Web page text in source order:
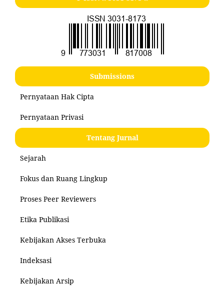
Submissions
Pernyataan Hak Cipta
Pernyataan Privasi
Tentang Jurnal
Sejarah
Fokus dan Ruang Lingkup
Proses Peer Reviewers
Etika Publikasi
Kebijakan Akses Terbuka
Indeksasi
Kebijakan Arsip